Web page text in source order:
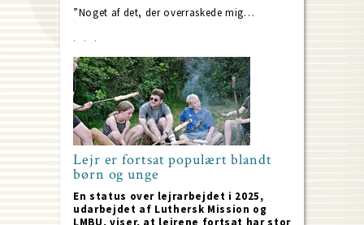
”Noget af det, der overraskede mig…
Lejr er fortsat populært blandt
børn og unge
En status over lejrarbejdet i 2025,
udarbejdet af Luthersk Mission og
LMBU, viser, at lejrene fortsat har stor